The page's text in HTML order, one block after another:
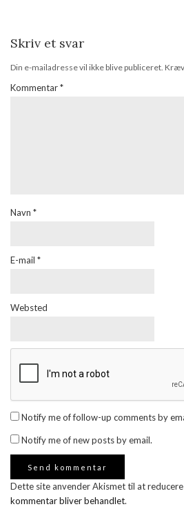
Skriv et svar
Din e-mailadresse vil ikke blive publiceret.
Kommentar*
Navn *
E-mail *
Websted
Notify me of follow-up comments by
Notify me of new posts by email.
Dette site anvender Akismet til at reducere
kommentar bliver behandlet.